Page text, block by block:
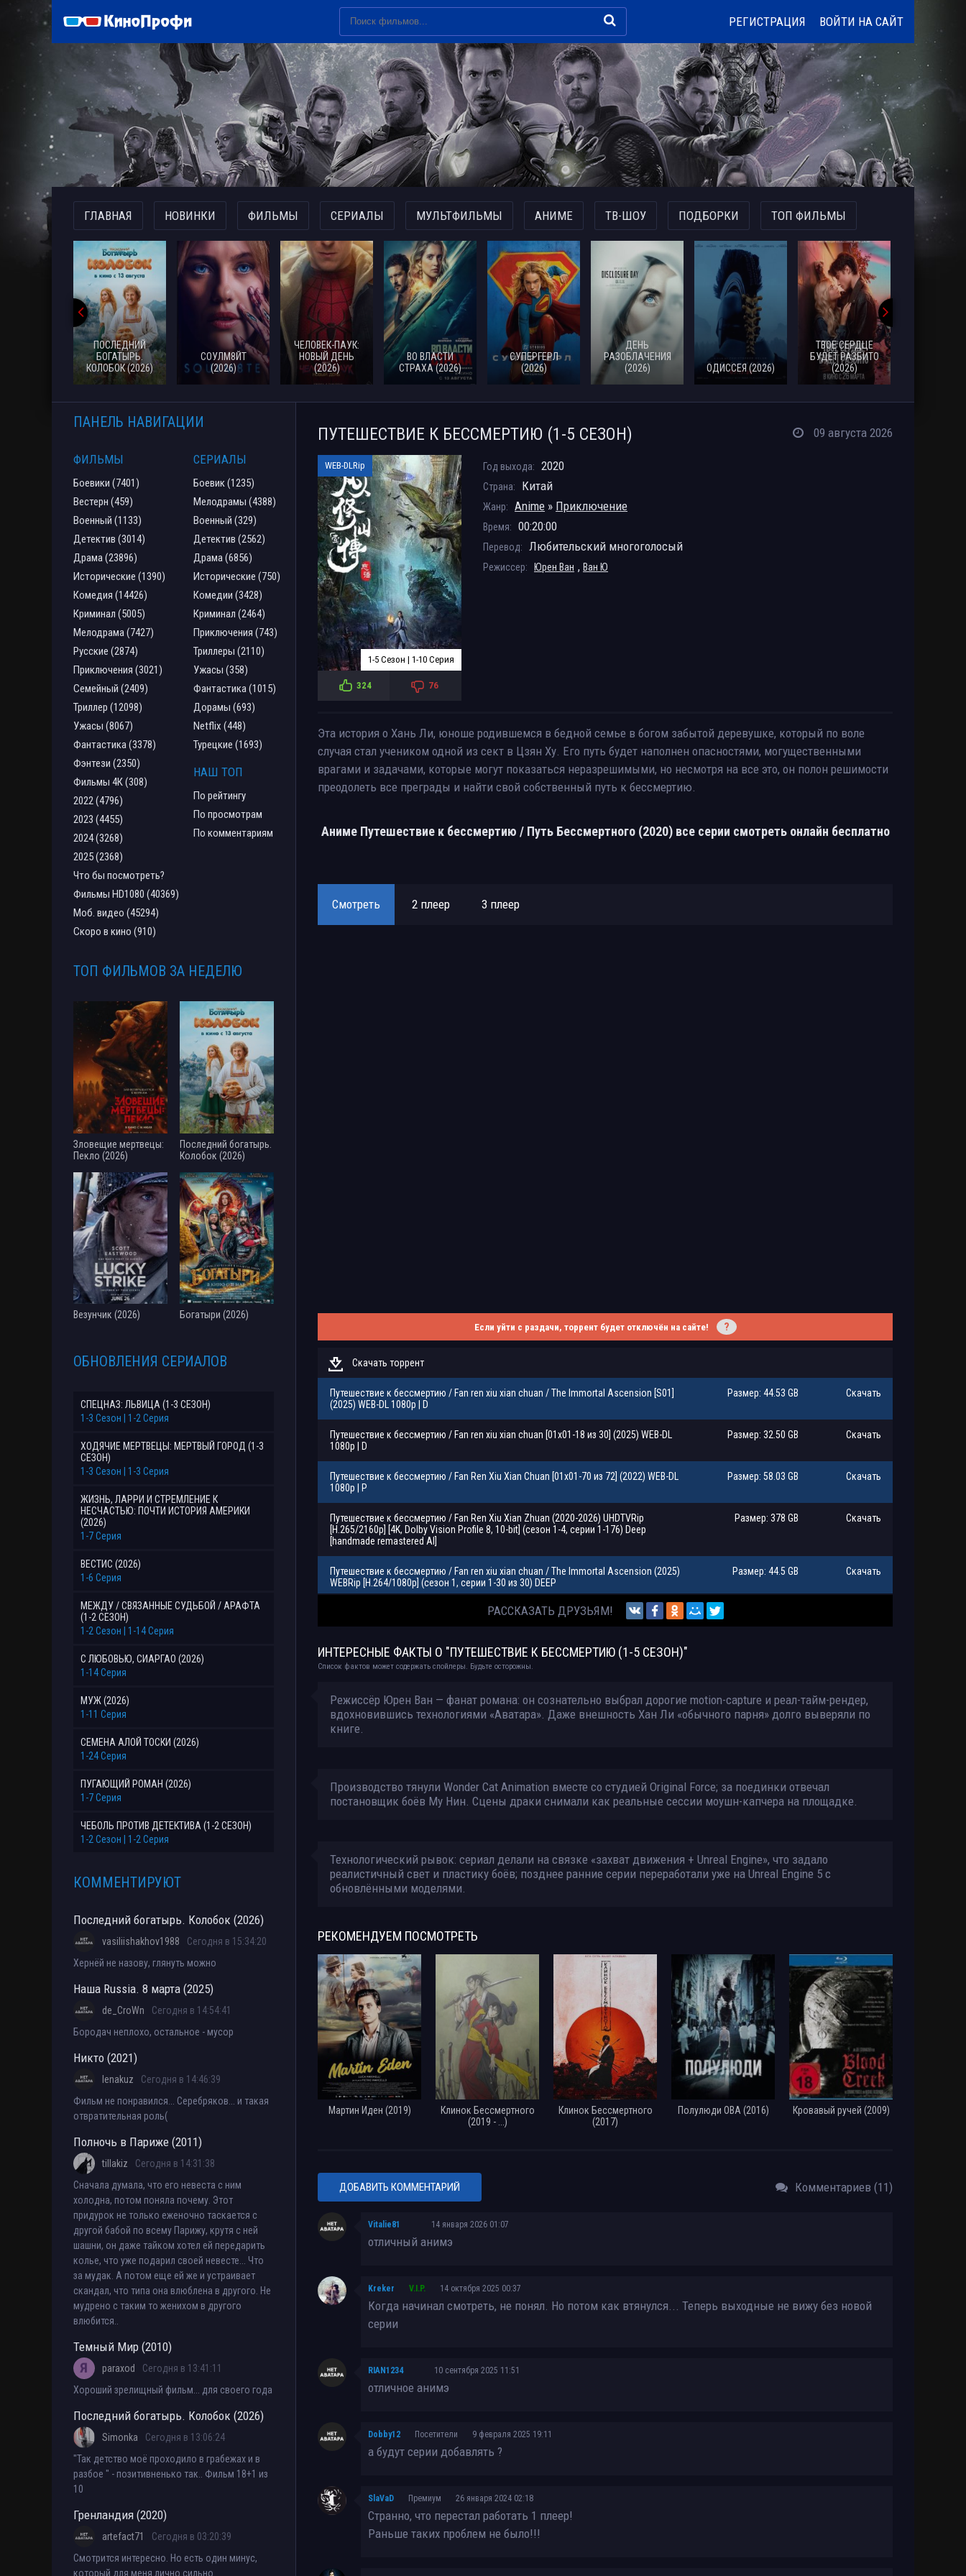
РЕГИСТРАЦИЯ ВОЙТИ НА САЙТ
ГЛАВНАЯ НОВИНКИ ФИЛЬМЫ СЕРИАЛЫ МУЛЬТФИЛЬМЫ АНИМЕ ТВ-ШОУ ПОДБОРКИ ТОП ФИЛЬМЫ
ПОСЛЕДНИЙ
БОГАТЫРЬ.
КОЛОБОК (2026)
СОУЛМ8ЙТ
(2026)
ЧЕЛОВЕК-ПАУК:
НОВЫЙ ДЕНЬ
(2026)
ВО ВЛАСТИ
СТРАХА (2026)
СУПЕРГЕРЛ
(2026)
ДЕНЬ
РАЗОБЛАЧЕНИЯ
(2026)
ОДИССЕЯ (2026)
ТВОЕ СЕРДЦЕ
БУДЕТ РАЗБИТО
(2026)
ПУТЕШЕСТВИЕ К БЕССМЕРТИЮ (1-5 СЕЗОН) 09 августа 2026
WEB-DLRip
1-5 Сезон | 1-10 Серия
324 76
Год выхода: 2020
Страна: Китай
Жанр: Anime » Приключение
Время: 00:20:00
Перевод: Любительский многоголосый
Режиссер: Юрен Ван , Ван Ю
Эта история о Хань Ли, юноше родившемся в бедной семье в богом забытой деревушке, который по воле
случая стал учеником одной из сект в Цзян Ху. Его путь будет наполнен опасностями, могущественными
врагами и задачами, которые могут показаться неразрешимыми, но несмотря на все это, он полон решимости
преодолеть все преграды и найти свой собственный путь к бессмертию.
Аниме Путешествие к бессмертию / Путь Бессмертного (2020) все серии смотреть онлайн бесплатно
Смотреть 2 плеер 3 плеер
Если уйти с раздачи, торрент будет отключён на сайте! ?
Скачать торрент
Путешествие к бессмертию / Fan ren xiu xian chuan / The Immortal Ascension [S01]
(2025) WEB-DL 1080p | D
Размер: 44.53 GB Скачать
Путешествие к бессмертию / Fan ren xiu xian chuan [01x01-18 из 30] (2025) WEB-DL
1080p | D
Размер: 32.50 GB Скачать
Путешествие к бессмертию / Fan Ren Xiu Xian Chuan [01x01-70 из 72] (2022) WEB-DL
1080p | P
Размер: 58.03 GB Скачать
Путешествие к бессмертию / Fan Ren Xiu Xian Zhuan (2020-2026) UHDTVRip
[H.265/2160p] [4K, Dolby Vision Profile 8, 10-bit] (сезон 1-4, серии 1-176) Deep
[handmade remastered AI]
Размер: 378 GB Скачать
Путешествие к бессмертию / Fan ren xiu xian chuan / The Immortal Ascension (2025)
WEBRip [H.264/1080p] (сезон 1, серии 1-30 из 30) DEEP
Размер: 44.5 GB Скачать
Путешествие к бессмертию / Fan ren xiu xian chuan / The Immortal Ascension (2025)
WEB-DL [H.264/1080p] (сезон 1, серии 1-18 из 30) Кинеко (обновляемая)
Путешествие к бессмертию / A Record of A Mortal's Journey to Immortality (2020-
2025) WEB-DL [H.265/1080p] (Сезон 1-5, серии 1-134 из 157) РуАниме [MVO]
Wang Yu (忘语) | Путешествие к бессмертию [9] (2008, 2014) [FB2] Размер: 70.9 MB Скачать
Fan Ren Xiu Xian Chuan | Fanren Xiu Xian Chuan | Путешествие к бессмертию [2021,
Спешлы, 4 из 4] WEBRip 1080p HS+rus
РАССКАЗАТЬ ДРУЗЬЯМ!
ИНТЕРЕСНЫЕ ФАКТЫ О "ПУТЕШЕСТВИЕ К БЕССМЕРТИЮ (1-5 СЕЗОН)"
Список фактов может содержать спойлеры. Будьте осторожны.
Режиссёр Юрен Ван — фанат романа: он сознательно выбрал дорогие motion-capture и реал-тайм-рендер,
вдохновившись технологиями «Аватара». Даже внешность Хан Ли «обычного парня» долго выверяли по
книге.
Производство тянули Wonder Cat Animation вместе со студией Original Force; за поединки отвечал
постановщик боёв Му Нин. Сцены драки снимали как реальные сессии моушн-капчера на площадке.
Технологический рывок: сериал делали на связке «захват движения + Unreal Engine», что задало
реалистичный свет и пластику боёв; позднее ранние серии переработали уже на Unreal Engine 5 с
обновлёнными моделями.
РЕКОМЕНДУЕМ ПОСМОТРЕТЬ
Мартин Иден (2019)
Клинок Бессмертного
(2019 - ...)
Клинок Бессмертного
(2017)
Полулюди ОВА (2016) Кровавый ручей (2009)
ДОБАВИТЬ КОММЕНТАРИЙ Комментариев (11)
Vitalie81 14 января 2026 01:07
отличный анимэ
Kreker V.I.P. 14 октября 2025 00:37
Когда начинал смотреть, не понял. Но потом как втянулся... Теперь выходные не вижу без новой
серии
RIAN1234 10 сентября 2025 11:51
отличное анимэ
Dobby12 Посетители 9 февраля 2025 19:11
а будут серии добавлять ?
SlaVaD Премиум 26 января 2024 02:18
Странно, что перестал работать 1 плеер!
Раньше таких проблем не было!!!
ПАНЕЛЬ НАВИГАЦИИ
ФИЛЬМЫ
Боевики (7401)
Вестерн (459)
Военный (1133)
Детектив (3014)
Драма (23896)
Исторические (1390)
Комедия (14426)
Криминал (5005)
Мелодрама (7427)
Русские (2874)
Приключения (3021)
Семейный (2409)
Триллер (12098)
Ужасы (8067)
Фантастика (3378)
Фэнтези (2350)
Фильмы 4К (308)
2022 (4796)
2023 (4455)
2024 (3268)
2025 (2368)
Что бы посмотреть?
Фильмы HD1080 (40369)
Моб. видео (45294)
Скоро в кино (910)
СЕРИАЛЫ
Боевик (1235)
Мелодрамы (4388)
Военный (329)
Детектив (2562)
Драма (6856)
Исторические (750)
Комедии (3428)
Криминал (2464)
Приключения (743)
Триллеры (2110)
Ужасы (358)
Фантастика (1015)
Дорамы (693)
Netflix (448)
Турецкие (1693)
НАШ ТОП
По рейтингу
По просмотрам
По комментариям
ТОП ФИЛЬМОВ ЗА НЕДЕЛЮ
Зловещие мертвецы:
Пекло (2026)
Последний богатырь.
Колобок (2026)
Везунчик (2026) Богатыри (2026)
ОБНОВЛЕНИЯ СЕРИАЛОВ
СПЕЦНАЗ: ЛЬВИЦА (1-3 СЕЗОН)
1-3 Сезон | 1-2 Серия
ХОДЯЧИЕ МЕРТВЕЦЫ: МЕРТВЫЙ ГОРОД (1-3
СЕЗОН)
1-3 Сезон | 1-3 Серия
ЖИЗНЬ, ЛАРРИ И СТРЕМЛЕНИЕ К
НЕСЧАСТЬЮ: ПОЧТИ ИСТОРИЯ АМЕРИКИ
(2026)
1-7 Серия
ВЕСТИС (2026)
1-6 Серия
МЕЖДУ / СВЯЗАННЫЕ СУДЬБОЙ / АРАФТА
(1-2 СЕЗОН)
1-2 Сезон | 1-14 Серия
С ЛЮБОВЬЮ, СИАРГАО (2026)
1-14 Серия
МУЖ (2026)
1-11 Серия
СЕМЕНА АЛОЙ ТОСКИ (2026)
1-24 Серия
ПУГАЮЩИЙ РОМАН (2026)
1-7 Серия
ЧЕБОЛЬ ПРОТИВ ДЕТЕКТИВА (1-2 СЕЗОН)
1-2 Сезон | 1-2 Серия
КОММЕНТИРУЮТ
Последний богатырь. Колобок (2026)
vasiliishakhov1988
Сегодня в 15:34:20
Хернёй не назову, глянуть можно
Наша Russia. 8 марта (2025)
de_CroWn
Сегодня в 14:54:41
Бородач неплохо, остальное - мусор
Никто (2021)
lenakuz
Сегодня в 14:46:39
Фильм не понравился... Серебряков... и такая
отвратительная роль(
Полночь в Париже (2011)
tillakiz
Сегодня в 14:31:38
Сначала думала, что его невеста с ним
холодна, потом поняла почему. Этот
придурок не только еженочно таскается с
другой бабой по всему Парижу, крутя с ней
шашни, он даже тайком хотел ей передарить
колье, что уже подарил своей невесте... Что
за мудак. А потом еще ей же и устраивает
скандал, что типа она влюблена в другого. Не
мудрено с таким то женихом в другого
влюбится..
Темный Мир (2010)
paraxod
Сегодня в 13:41:11
Хороший зрелищный фильм... для своего года
Последний богатырь. Колобок (2026)
Simonka
Сегодня в 13:06:24
"Так детство моё проходило в грабежах и в
разбое " - позитивненько так.. Фильм 18+1 из
10
Гренландия (2020)
artefact71
Сегодня в 03:20:39
Смотрится интересно. Но есть один минус,
который для меня лично сильно